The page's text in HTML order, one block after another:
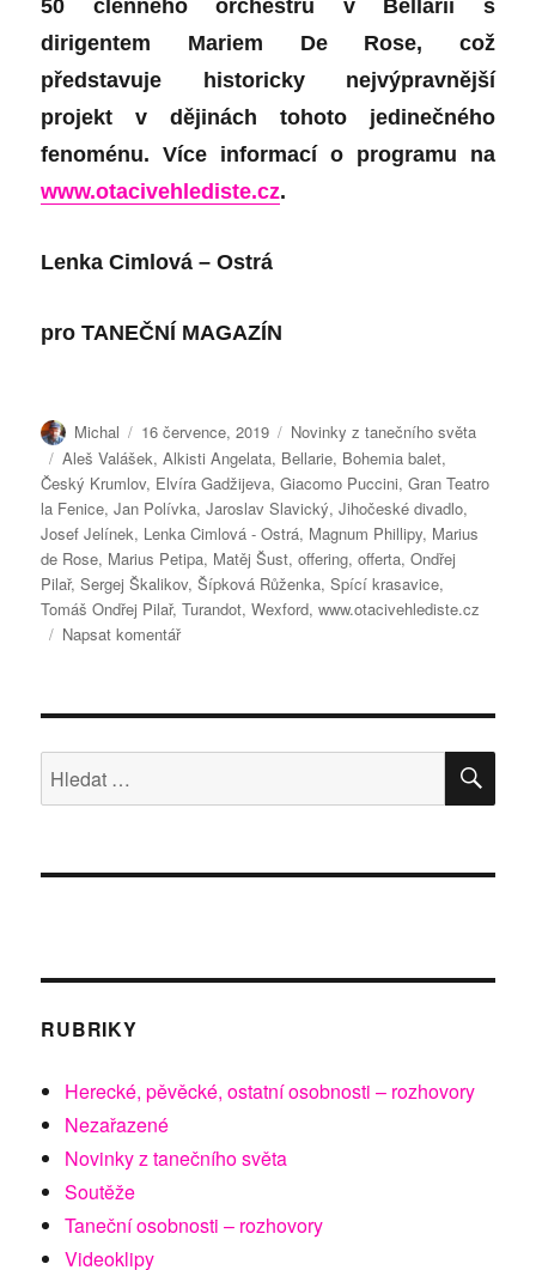
50 členného orchestru v Bellarii s
dirigentem Mariem De Rose, což
představuje historicky nejvýpravnější
projekt v dějinách tohoto jedinečného
fenoménu. Více informací o programu na
www.otacivehlediste.cz.
Lenka Cimlová – Ostrá
proTANEČNÍ MAGAZÍN
Autor:
Michal Publikováno:
16 července, 2019 Rubriky:
Novinky z tanečního světa
Štítky:
Aleš Valášek,Alkisti Angelata, Bellarie, Bohemia balet,
Český Krumlov, Elvíra Gadžijeva,Giacomo Puccini,Gran Teatro
la Fenice,Jan Polívka,Jaroslav Slavický,Jihočeské divadlo,
Josef Jelínek, Lenka Cimlová - Ostrá, Magnum Phillipy, Marius
de Rose, Marius Petipa, Matěj Šust,offering,offerta,Ondřej
Pilař,Sergej Škalikov,Šípková Růženka,Spící krasavice,
Tomáš Ondřej Pilař,Turandot,Wexford,www.otacivehlediste.cz
Napsat komentářpro
názvem
pod
nebem!
Hledat:
RUBRIKY
Herecké, pěvěcké, ostatní osobnosti – rozhovory
Nezařazené
Novinky z tanečního světa
Soutěže
Taneční osobnosti – rozhovory
Videoklipy